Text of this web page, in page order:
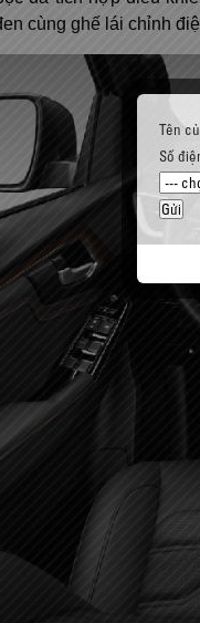
cùng ghế lái chỉnh
Tên
Số